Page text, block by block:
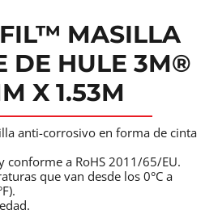
MASILLA
DE HULE 3M®
X 1.53M
anti-corrosivo en forma de cinta
conforme a RoHS 2011/65/EU.
que van desde los 0°C a